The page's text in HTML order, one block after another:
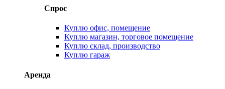
Спрос
Куплю офис, помещение
Куплю магазин, торговое помещение
Куплю склад, производство
Куплю гараж
Аренда